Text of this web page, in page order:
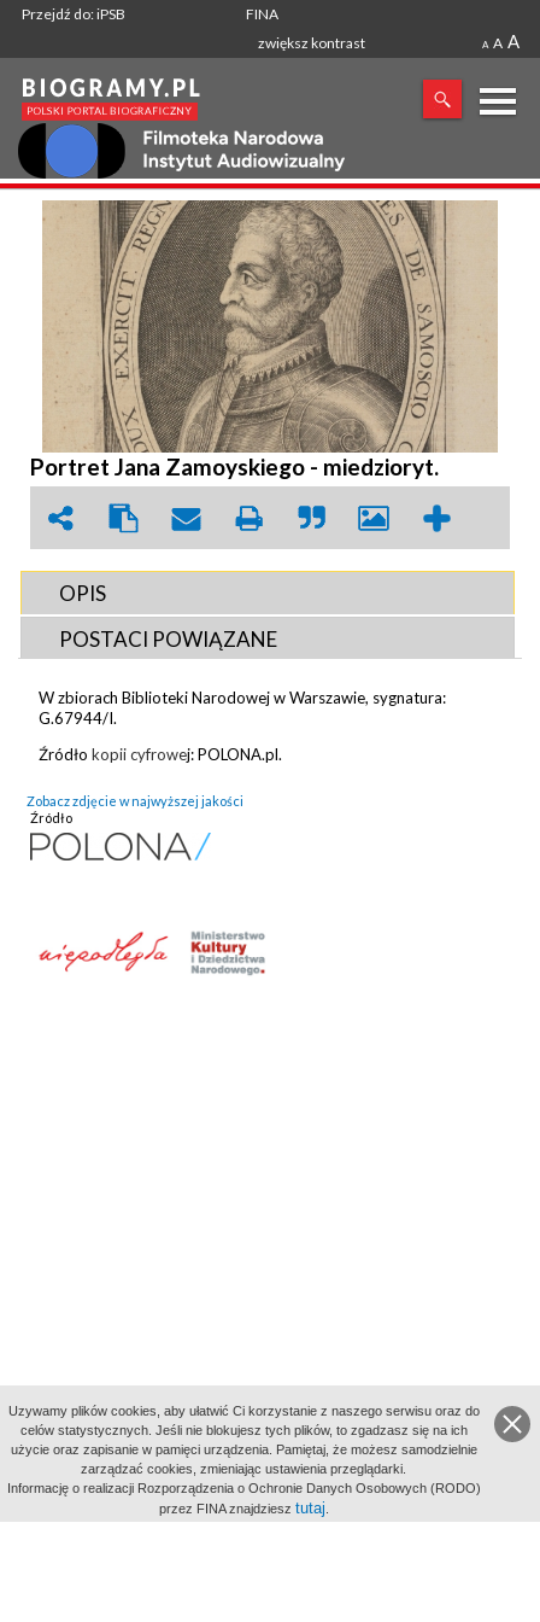
Przejdź do: iPSB
FINA
zwiększ kontrast
A A A
X
SZUKANA FRAZA
Portret Jana Zamoyskiego - miedzioryt.
OPIS
POSTACI POWIĄZANE
W zbiorach Biblioteki Narodowej w Warszawie, sygnatura:
G.67944/I.
Źródłokopii cyfrowej: POLONA.pl.
Zobacz zdjęcie w najwyższej jakości
Źródło
aktywności
Uzywamy plików cookies, aby ułatwić Ci korzystanie z naszego serwisu oraz do
celów statystycznych. Jeśli nie blokujesz tych plików, to zgadzasz się na ich
użycie oraz zapisanie w pamięci urządzenia. Pamiętaj, że możesz samodzielnie
zarządzać cookies, zmieniając ustawienia przeglądarki.
Informację o realizacji Rozporządzenia o Ochronie Danych Osobowych (RODO)
przez FINA znajdziesz tutaj